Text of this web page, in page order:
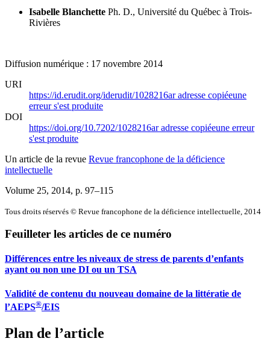
Isabelle Blanchette Ph. D., Université du Québec à Trois-
Rivières
Diffusion numérique : 17 novembre 2014
URI
https://id.erudit.org/iderudit/1028216aradresse copiéeune
erreur s'est produite
DOI
https://doi.org/10.7202/1028216aradresse copiéeune erreur
s'est produite
Un article de la revue Revue francophone de la déficience
intellectuelle
Volume 25, 2014, p. 97–115
Tous droits réservés © Revue francophone de la déficience intellectuelle, 2014
Feuilleter les articles de ce numéro
Différences entre les niveaux de stress de parents d’enfants
ayant ou non une DI ou un TSA
Validité de contenu du nouveau domaine de la littératie de
l’AEPS®/EIS
Plan de l’article